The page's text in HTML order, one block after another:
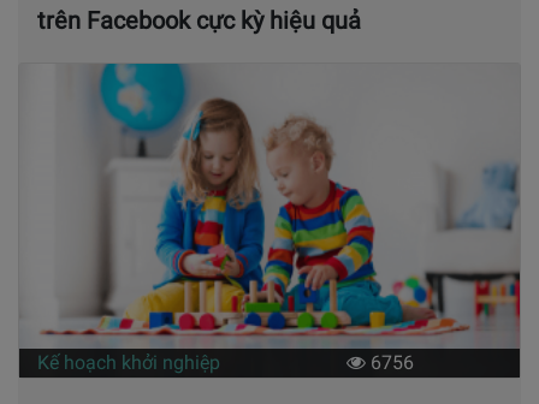
trên Facebook cực kỳ hiệu quả
Kế hoạch khởi nghiệp 6756